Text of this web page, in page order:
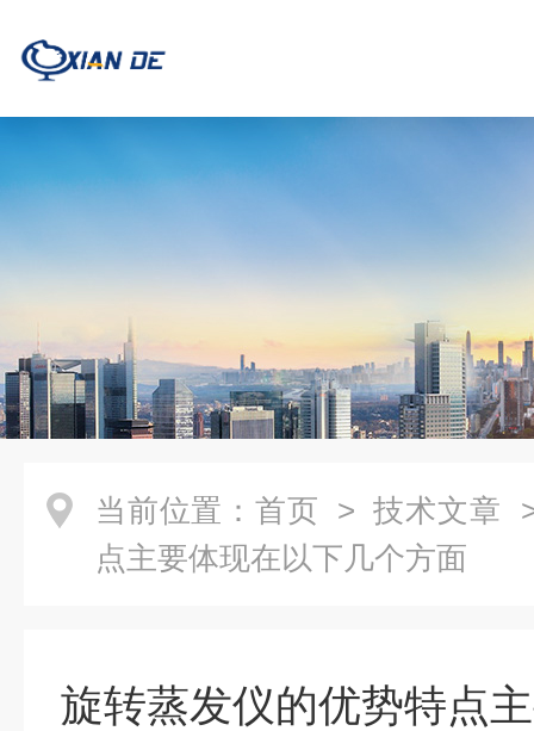
当前位置： 首页 > 技术文章
点主要体现在以下几个方面
旋转蒸发仪的优势特点